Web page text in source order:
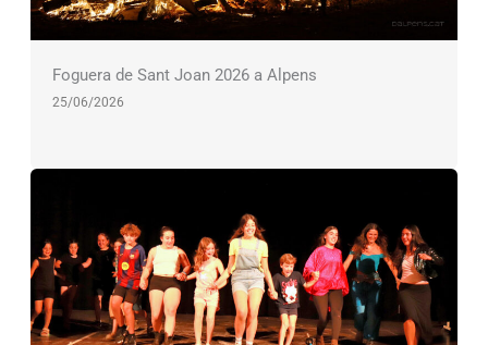
Foguera de Sant Joan 2026 a Alpens
25/06/2026